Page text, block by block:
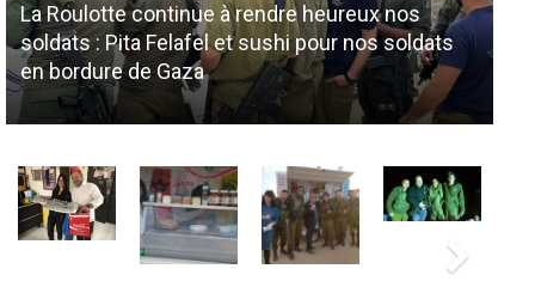
La Roulotte continue à rendre heureux nos
soldats : Pita Felafel et sushi pour nos soldats
en bordure de Gaza